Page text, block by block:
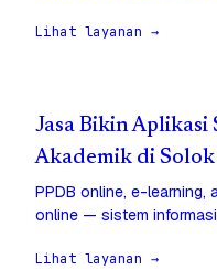
Lihat layanan →
Jasa Bikin Aplikasi
Akademik di Solok
PPDB online, e-learning,
online — sistem
Lihat layanan →